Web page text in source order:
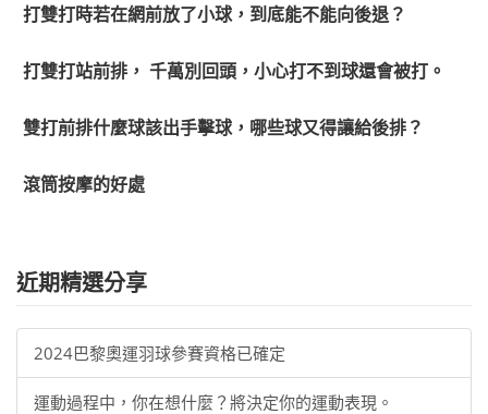
打雙打時若在網前放了小球，到底能不能向後退？
打雙打站前排， 千萬別回頭，小心打不到球還會被打。
雙打前排什麼球該出手擊球，哪些球又得讓給後排？
滾筒按摩的好處
近期精選分享
2024巴黎奧運羽球參賽資格已確定
運動過程中，你在想什麼？將決定你的運動表現。